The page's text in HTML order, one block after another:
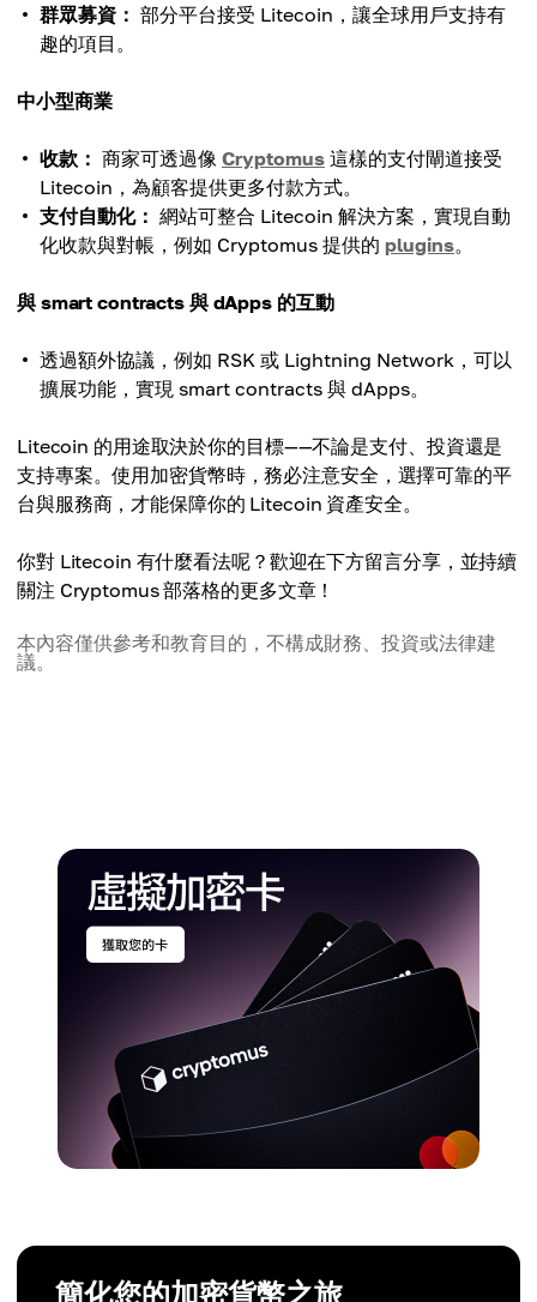
群眾募資： 部分平台接受 Litecoin，讓全球用戶支持有
趣的項目。
中小型商業
收款： 商家可透過像 Cryptomus 這樣的支付閘道接受
Litecoin，為顧客提供更多付款方式。
支付自動化： 網站可整合 Litecoin 解決方案，實現自動
化收款與對帳，例如 Cryptomus 提供的 plugins。
與 smart contracts 與 dApps 的互動
透過額外協議，例如 RSK 或 Lightning Network，可以
擴展功能，實現 smart contracts 與 dApps。
Litecoin 的用途取決於你的目標——不論是支付、投資還是
支持專案。使用加密貨幣時，務必注意安全，選擇可靠的平
台與服務商，才能保障你的 Litecoin 資產安全。
你對 Litecoin 有什麼看法呢？歡迎在下方留言分享，並持續
關注 Cryptomus 部落格的更多文章！
本內容僅供參考和教育目的，不構成財務、投資或法律建
議。
簡化您的加密貨幣之旅